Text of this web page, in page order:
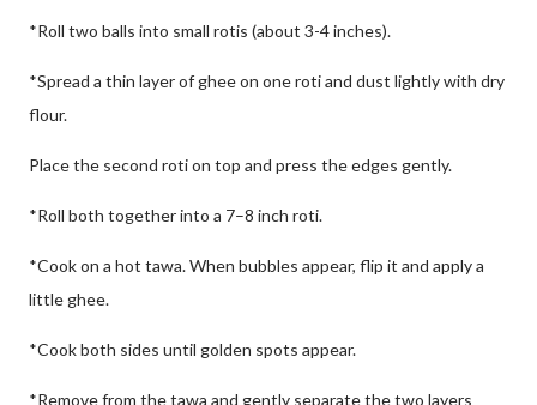
*Roll two balls into small rotis (about 3-4 inches).
*Spread a thin layer of ghee on one roti and dust lightly with dry
flour.
Place the second roti on top and press the edges gently.
*Roll both together into a 7–8 inch roti.
*Cook on a hot tawa. When bubbles appear, flip it and apply a
little ghee.
*Cook both sides until golden spots appear.
*Remove from the tawa and gently separate the two layers